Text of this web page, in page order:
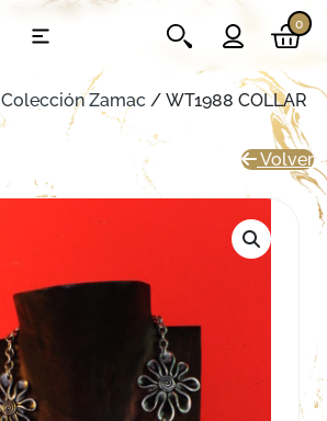
0
Colección Zamac / WT1988 COLLAR
Volver